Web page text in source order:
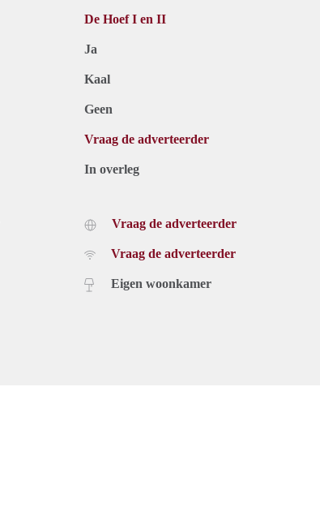
De Hoef I en II
Ja
Kaal
Geen
Vraag de adverteerder
In overleg
Vraag de adverteerder
Vraag de adverteerder
Eigen woonkamer